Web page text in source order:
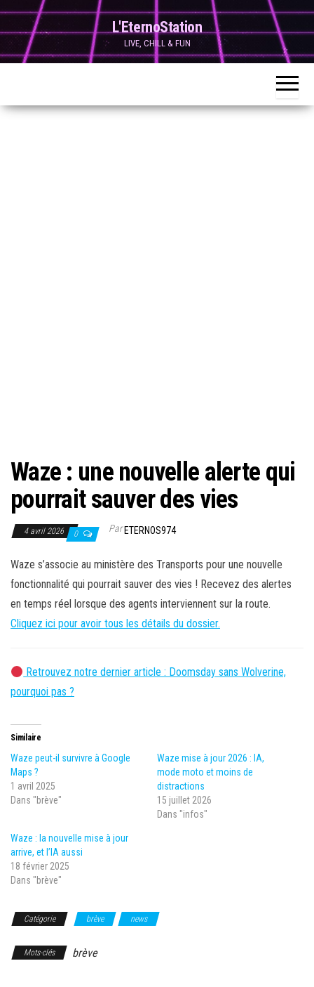
Skip
to
content
L'EternoStation
LIVE, CHILL & FUN
Waze : une nouvelle alerte qui
pourrait sauver des vies
4 avril 2026 0 ParETERNOS974
Waze s’associe au ministère des Transports pour une nouvelle
fonctionnalité qui pourrait sauver des vies ! Recevez des alertes
en temps réel lorsque des agents interviennent sur la route.
Cliquez ici pour avoir tous les détails du dossier.
Retrouvez notre dernier article : Doomsday sans Wolverine,
pourquoi pas ?
Similaire
Waze peut-il survivre à Google
Maps ?
1 avril 2025
Dans "brève"
Waze mise à jour 2026 : IA,
mode moto et moins de
distractions
15 juillet 2026
Dans "infos"
Waze : la nouvelle mise à jour
arrive, et l’IA aussi
18 février 2025
Dans "brève"
Catégorie brève news
Mots-clés brève